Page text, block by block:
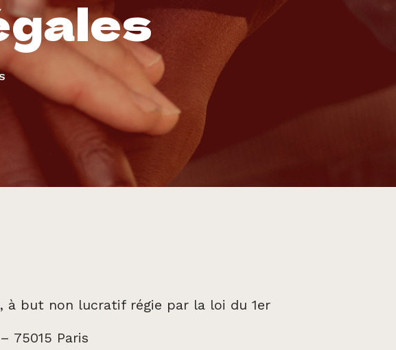
à but non lucratif régie par la loi du 1er
75015 Paris